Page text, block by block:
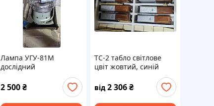
Лампа УГУ-81М
дослідний
2 500₴
ТС-2 табло світлове
цвіт жовтий, синій
від 2 306₴